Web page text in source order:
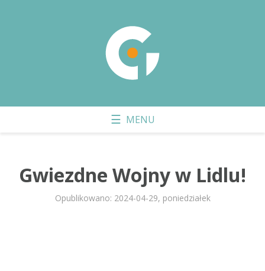
Gwiezdne Wojny w Lidlu!
Opublikowano: 2024-04-29, poniedziałek